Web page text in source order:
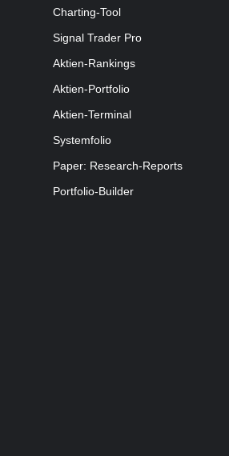
Charting-Tool
Signal Trader Pro
Aktien-Rankings
Aktien-Portfolio
Aktien-Terminal
Systemfolio
Paper: Research-Reports
Portfolio-Builder